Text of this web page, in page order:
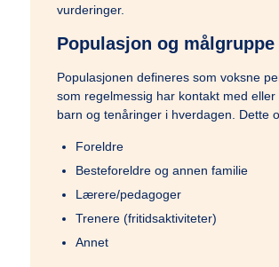
Om Sundhedstv
Menu
vurderinger.
Populasjon og målgruppe
Populasjonen defineres som voksne
som regelmessig har kontakt med eller
barn og tenåringer i hverdagen. Dette
Foreldre
Besteforeldre og annen familie
Lærere/pedagoger
Trenere (fritidsaktiviteter)
Annet